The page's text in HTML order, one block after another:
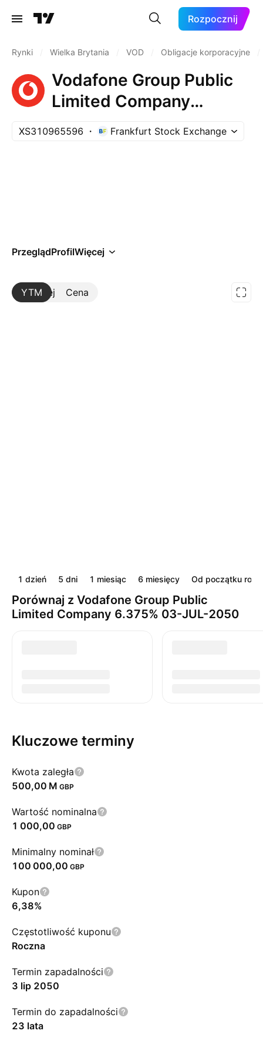
Rozpocznij
Rynki Wielka Brytania VOD Obligacje korporacyjne
Vodafone Group Public
Limited Company
6.375% 03-JUL-2050
XS310965596 Frankfurt Stock Exchange
PrzeglądProfilWięcej
YTM Cena
Więcej
1 dzień 5 dni 1 miesiąc 6 miesięcy Od początku roku
Porównaj z Vodafone Group Public
Limited Company 6.375% 03-JUL-2050
Kluczowe terminy
Kwota zaległa
‪500,00 M‬ GBP
Wartość nominalna
1 000,00 GBP
Minimalny nominał
100 000,00 GBP
Kupon
6,38%
Częstotliwość kuponu
Roczna
Termin zapadalności
3 lip 2050
Termin do zapadalności
23 lata